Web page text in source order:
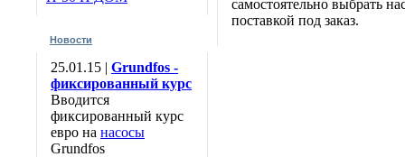
Новости
25.01.15 | Grundfos -
фиксированный курс
Вводится
фиксированный курс
евро на насосы
Grundfos
самостоятельно выбрать
поставкой под заказ.